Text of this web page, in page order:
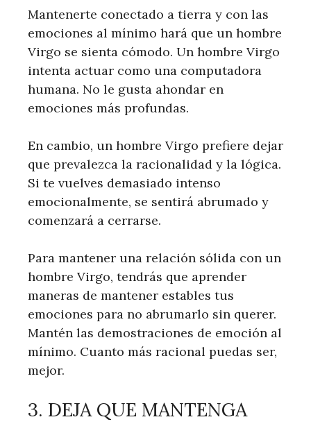
Mantenerte conectado a tierra y con las
emociones al mínimo hará que un hombre
Virgo se sienta cómodo. Un hombre Virgo
intenta actuar como una computadora
humana. No le gusta ahondar en
emociones más profundas.
En cambio, un hombre Virgo prefiere dejar
que prevalezca la racionalidad y la lógica.
Si te vuelves demasiado intenso
emocionalmente, se sentirá abrumado y
comenzará a cerrarse.
Para mantener una relación sólida con un
hombre Virgo, tendrás que aprender
maneras de mantener estables tus
emociones para no abrumarlo sin querer.
Mantén las demostraciones de emoción al
mínimo. Cuanto más racional puedas ser,
mejor.
3. DEJA QUE MANTENGA